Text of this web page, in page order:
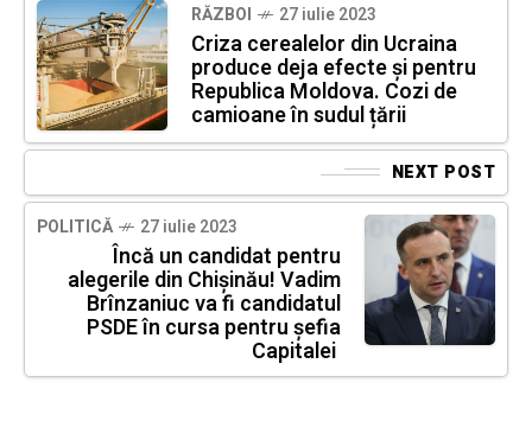
RĂZBOI 27 iulie 2023
Criza cerealelor din Ucraina
produce deja efecte și pentru
Republica Moldova. Cozi de
camioane în sudul țării
NEXT POST
POLITICĂ 27 iulie 2023
Încă un candidat pentru
alegerile din Chișinău! Vadim
Brînzaniuc va fi candidatul
PSDE în cursa pentru șefia
Capitalei